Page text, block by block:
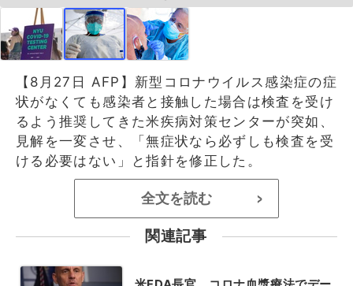
【8月27日 AFP】新型コロナウイルス感染症の症
状がなくても感染者と接触した場合は検査を受け
るよう推奨してきた米疾病対策センターが突如、
見解を一変させ、「無症状なら必ずしも検査を受
ける必要はない」と指針を修正した。
全文を読む >
関連記事